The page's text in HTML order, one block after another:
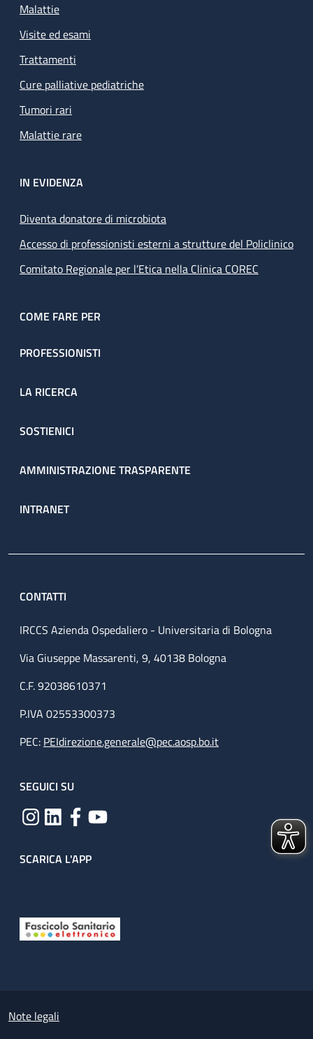
Malattie
Visite ed esami
Trattamenti
Cure palliative pediatriche
Tumori rari
Malattie rare
IN EVIDENZA
Diventa donatore di microbiota
Accesso di professionisti esterni a strutture del Policlinico
Comitato Regionale per l’Etica nella Clinica COREC
COME FARE PER
PROFESSIONISTI
LA RICERCA
SOSTIENICI
AMMINISTRAZIONE TRASPARENTE
INTRANET
CONTATTI
IRCCS Azienda Ospedaliero - Universitaria di Bologna
Via Giuseppe Massarenti, 9, 40138 Bologna
C.F. 92038610371
P.IVA 02553300373
PEC: PEIdirezione.generale@pec.aosp.bo.it
SEGUICI SU
SCARICA L'APP
Small prints
Note legali